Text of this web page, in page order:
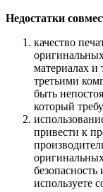
Недостатки
качество
материалах и
третьими
быть
который
привести к
используете